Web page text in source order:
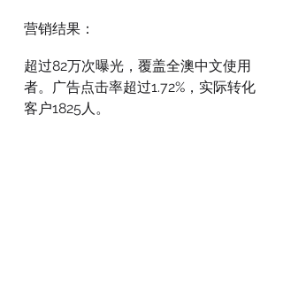
营销结果：
超过82万次曝光，覆盖全澳中文使用
者。广告点击率超过1.72%，实际转化
客户1825人。